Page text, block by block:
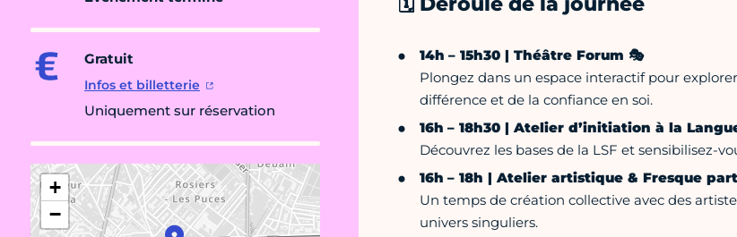
Gratuit
Infos et billetterie
Uniquement sur réservation
+
−
14h – 15h30 | Théâtre Forum 🎭
Plongez dans un espace interactif pour
différence et de la confiance en soi.
16h – 18h30 | Atelier d’initiation à la
Découvrez les bases de la LSF et sensibilisez-
16h – 18h | Atelier artistique & Fresque
Un temps de création collective avec des
univers singuliers.